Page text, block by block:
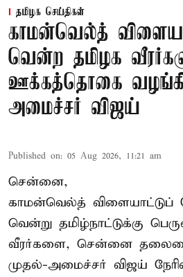
தமிழக செய்திகள்
காமன்வெல்த்
வென்ற தமிழக
ஊக்கத்தொகை
அமைச்சர் விஜய்
Published on: 05 Aug 2026, 11:21 am
சென்னை,
காமன்வெல்த் விளையாட்டுப்
வென்று தமிழ்நாட்டுக்கு
வீரர்களை, சென்னை
முதல்-அமைச்சர் விஜய் நேரில்